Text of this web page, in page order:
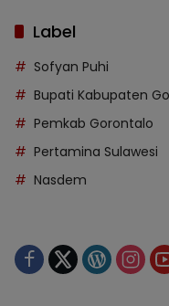
Label
Sofyan Puhi
Bupati Kabupaten
Pemkab Gorontalo
Pertamina Sulawesi
Nasdem